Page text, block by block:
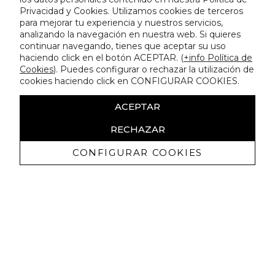
Privacidad y Cookies. Utilizamos cookies de terceros
para mejorar tu experiencia y nuestros servicios,
analizando la navegación en nuestra web. Si quieres
continuar navegando, tienes que aceptar su uso
haciendo click en el botón ACEPTAR. (+info Política de
Cookies). Puedes configurar o rechazar la utilización de
cookies haciendo click en CONFIGURAR COOKIES.
ACEPTAR
RECHAZAR
CONFIGURAR COOKIES